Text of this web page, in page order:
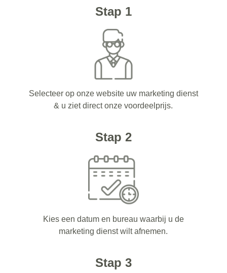
Stap 1
Selecteer op onze website uw marketing dienst
& u ziet direct onze voordeelprijs.
Stap 2
Kies een datum en bureau waarbij u de
marketing dienst wilt afnemen.
Stap 3